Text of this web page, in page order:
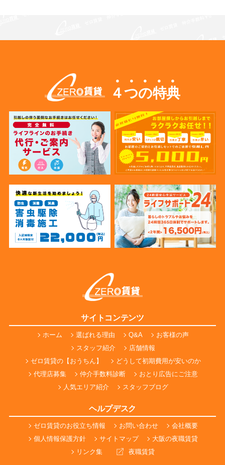
４つの特典
サイトコンテンツ
ホーム 選ばれる理由 Q&A
お客様の声
スタッフ紹介
店舗情報
ゼロ賃貸の【おうちん】
どうして初期費用が安いのか
代理店募集
仲介手数料診断
おとり広告にご注意
人気エリア紹介
スタッフブログ
ヘルプデスク
ゼロ賃貸のお役立ち情報 お問い合わせ
会社概要
個人情報保護方針
サイトマップ
大阪の夜職賃貸
リンク集
夜職賃貸